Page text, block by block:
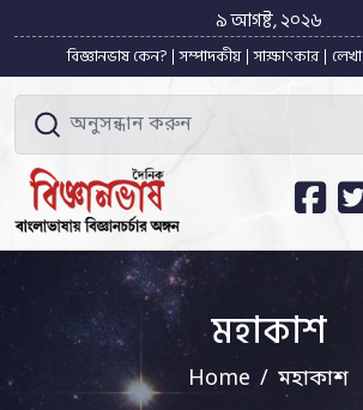
৯ আগষ্ট, ২০২৬
বিজ্ঞানভাষ কেন? সম্পাদকীয় সাক্ষাৎকার
মহাকাশ
Home মহাকাশ